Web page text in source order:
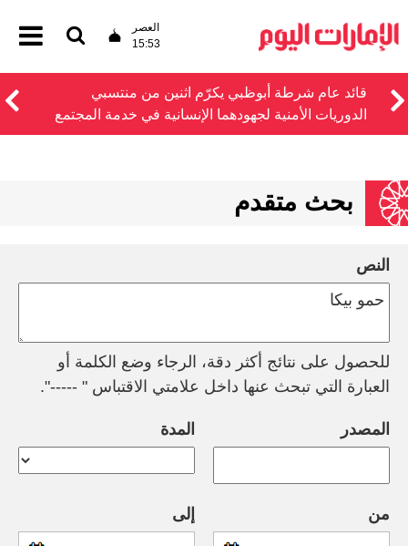
العصر
15:53
قائد عام شرطة أبوظبي يكرّم اثنين من منتسبي
الدوريات الأمنية لجهودهما الإنسانية في خدمة المجتمع
بحث متقدم
النص
للحصول على نتائج أكثر دقة، الرجاء وضع الكلمة أو
العبارة التي تبحث عنها داخل علامتي الاقتباس " -----".
المصدر المدة
من إلى